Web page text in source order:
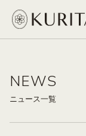
NEWS
ニュース一覧